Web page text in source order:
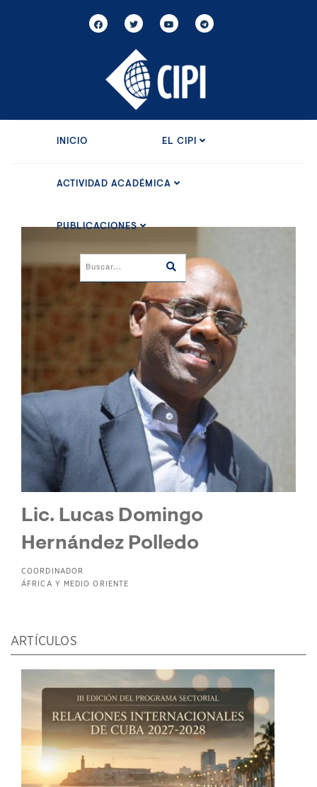
INICIO EL CIPI
ACTIVIDAD ACADÉMICA
PUBLICACIONES
Lic. Lucas Domingo
Hernández Polledo
COORDINADOR
ÁFRICA Y MEDIO ORIENTE
ARTÍCULOS